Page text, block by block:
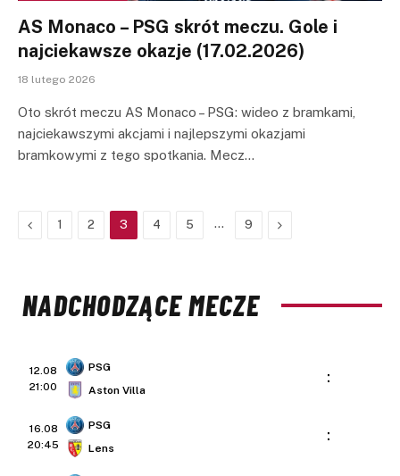
AS Monaco – PSG skrót meczu. Gole i
najciekawsze okazje (17.02.2026)
18 lutego 2026
Oto skrót meczu AS Monaco – PSG: wideo z bramkami,
najciekawszymi akcjami i najlepszymi okazjami
bramkowymi z tego spotkania. Mecz…
Previous
1 2 3 4 5 … 9 Next
NADCHODZĄCE MECZE
12.08
21:00
PSG
Aston Villa
:
16.08
20:45
PSG
Lens
: